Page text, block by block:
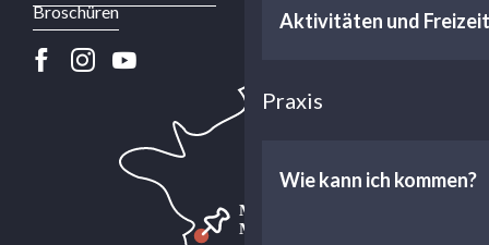
Aktivitäten und Freizeit
Praxis
Wie kann ich kommen?
Broschüren